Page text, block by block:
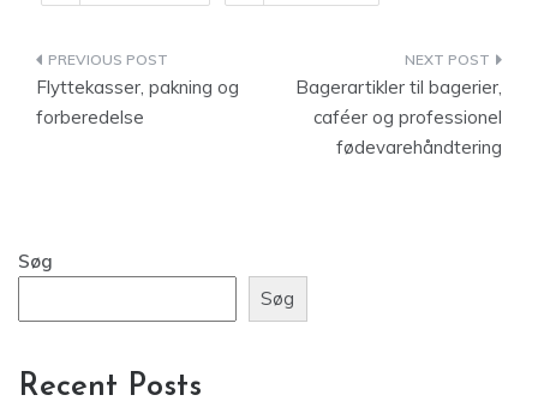
Indlægsnavigation
Flyttekasser, pakning og
forberedelse
Bagerartikler til bagerier,
caféer og professionel
fødevarehåndtering
Søg
Søg
Recent Posts